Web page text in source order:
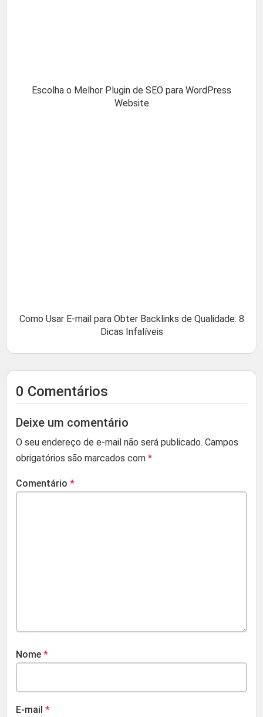
Escolha o Melhor Plugin de SEO para WordPress
Website
Como Usar E-mail para Obter Backlinks de Qualidade: 8
Dicas Infalíveis
0 Comentários
Deixe um comentário
O seu endereço de e-mail não será publicado. Campos
obrigatórios são marcados com *
Comentário *
Nome *
E-mail *